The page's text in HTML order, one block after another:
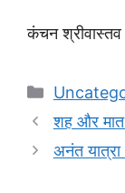
कंचन
शह और मात
अनंत यात्रा